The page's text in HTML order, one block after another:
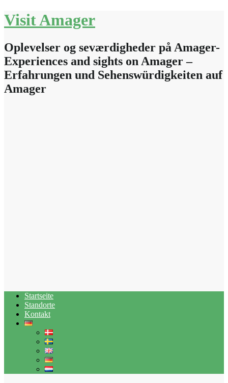
Skip
to
Visit Amager
Oplevelser og seværdigheder på Amager-
Experiences and sights on Amager –
Erfahrungen und Sehenswürdigkeiten auf
Amager
Startseite
Standorte
Kontakt